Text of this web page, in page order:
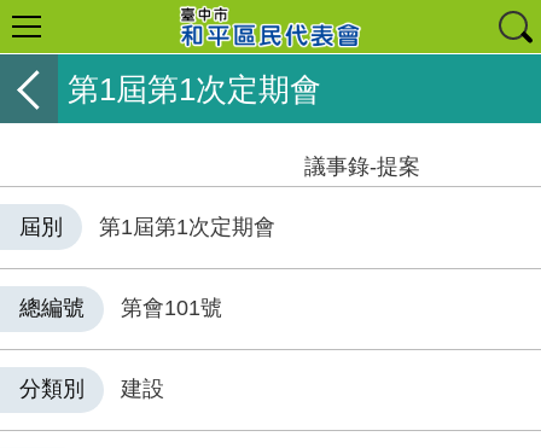
第1屆第1次定期會
議事錄-提案
屆別 第1屆第1次定期會
總編號 第會101號
分類別 建設